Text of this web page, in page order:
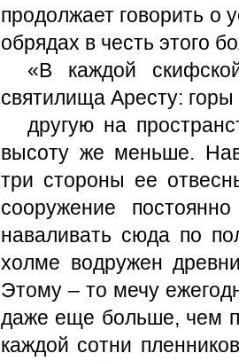
продолжает говорить о
обрядах в честь этого
«В каждой
святилища Аресту:
другую на
высоту же меньше.
три стороны ее
сооружение
наваливать сюда по
холме водружен
Этому – то мечу
даже еще больше, чем
каждой сотни